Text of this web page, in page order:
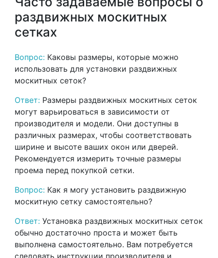
раздвижных москитных
сетках
Вопрос: Каковы размеры, которые можно
использовать для установки раздвижных
москитных сеток?
Ответ: Размеры раздвижных москитных сеток
могут варьироваться в зависимости от
производителя и модели. Они доступны в
различных размерах, чтобы соответствовать
ширине и высоте ваших окон или дверей.
Рекомендуется измерить точные размеры
проема перед покупкой сетки.
Вопрос: Как я могу установить раздвижную
москитную сетку самостоятельно?
Ответ: Установка раздвижных москитных сеток
обычно достаточно проста и может быть
выполнена самостоятельно. Вам потребуется
следовать инструкции производителя и